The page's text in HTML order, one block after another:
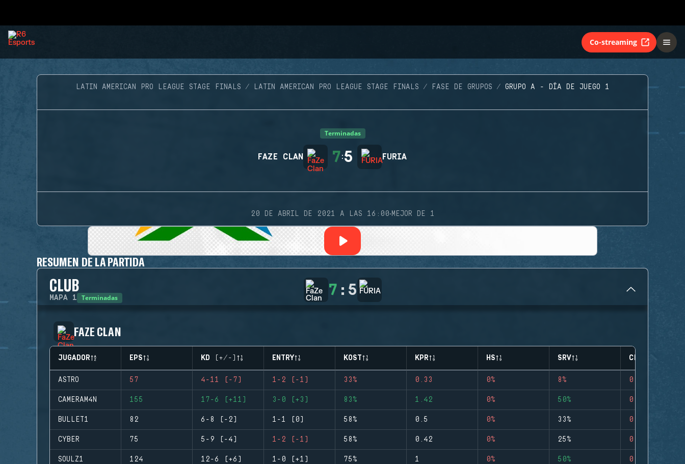
Co-streaming
LATIN AMERICAN PRO LEAGUE STAGE FINALS LATIN AMERICAN PRO LEAGUE STAGE FINALS FASE DE GRUPOS GRUPO A - DÍA DE JUEGO 1
Terminadas
FAZE CLAN 7:5 FURIA
20 DE ABRIL DE 2021 A LAS 16:00·MEJOR DE 1
RESUMEN DE LA PARTIDA
CLUB
MAPA 1 Terminadas 7 : 5
FAZE CLAN
JUGADOR EPS KD (+/-) ENTRY KOST KPR HS SRV CLUTCHES
ASTRO 57 4-11 (-7) 1-2 (-1) 33% 0.33 0% 8% 0
CAMERAM4N 155 17-6 (+11) 3-0 (+3) 83% 1.42 0% 50% 0
BULLET1 82 6-8 (-2) 1-1 (0) 58% 0.5 0% 33% 0
CYBER 75 5-9 (-4) 1-2 (-1) 58% 0.42 0% 25% 0
SOULZ1 124 12-6 (+6) 1-0 (+1) 75% 1 0% 50% 0